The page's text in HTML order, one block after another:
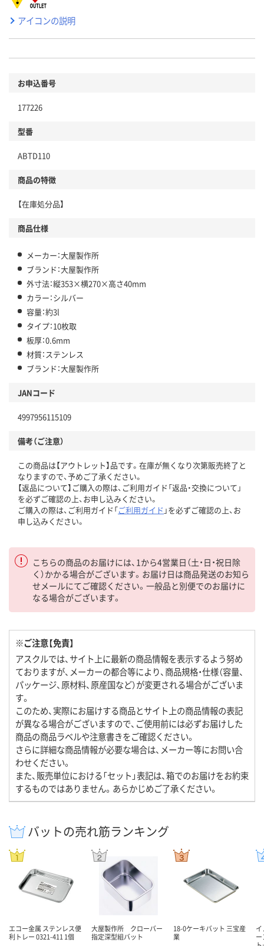
アイコンの説明
お申込番号
177226
型番
ABTD110
商品の特徴
【在庫処分品】
商品仕様
メーカー：大屋製作所
ブランド：大屋製作所
外寸法：縦353×横270×高さ40mm
カラー：シルバー
容量：約3l
タイプ：10枚取
板厚：0.6mm
材質：ステンレス
ブランド：大屋製作所
JANコード
4997956115109
備考（ご注意）
この商品は【アウトレット】品です。在庫が無くなり次第販売終了と
なりますので、予めご了承ください。
【返品について】ご購入の際は、ご利用ガイド「返品・交換について」
を必ずご確認の上、お申し込みください。
ご購入の際は、ご利用ガイド「ご利用ガイド 」を必ずご確認の上、お
申し込みください。
こちらの商品のお届けには、1から4営業日（土・日・祝日除
く）かかる場合がございます。お届け日は商品発送のお知ら
せメールにてご確認ください。一般品と別便でのお届けに
なる場合がございます。
※ご注意【免責】
アスクルでは、サイト上に最新の商品情報を表示するよう努め
ておりますが、メーカーの都合等により、商品規格・仕様（容量、
パッケージ、原材料、原産国など）が変更される場合がございま
す。
このため、実際にお届けする商品とサイト上の商品情報の表記
が異なる場合がございますので、ご使用前には必ずお届けした
商品の商品ラベルや注意書きをご確認ください。
さらに詳細な商品情報が必要な場合は、メーカー等にお問い合
わせください。
また、販売単位における「セット」表記は、箱でのお届けをお約束
するものではありません。あらかじめご了承ください。
バットの売れ筋ランキング
エコー金属 ステンレス便
利トレー 0321-411 1個
大屋製作所 クローバー
指定深型組バット
18-0ケーキバット 三宝産
業